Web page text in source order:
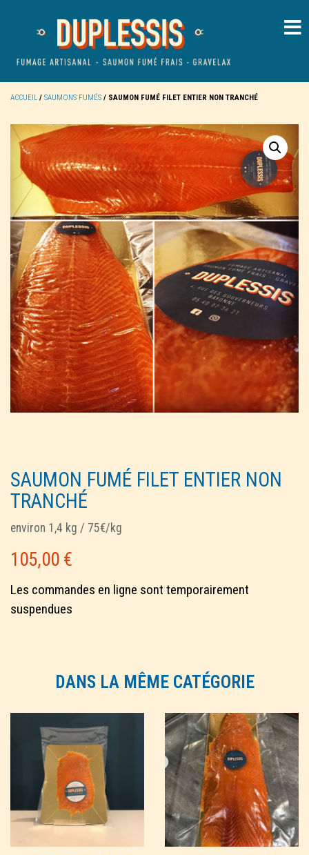
ACCUEIL / SAUMONS FUMÉS / SAUMON FUMÉ FILET ENTIER NON TRANCHÉ
SAUMON FUMÉ FILET ENTIER NON
TRANCHÉ
environ 1,4 kg / 75€/kg
105,00 €
Les commandes en ligne sont temporairement
suspendues
DANS LA MÊME CATÉGORIE